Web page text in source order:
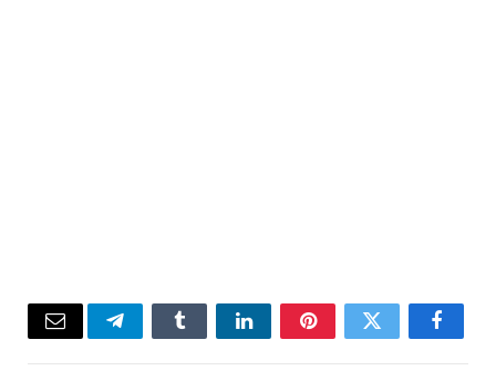
Facebook
Twitter
Pinterest
LinkedIn
Tumblr
Telegram
Email